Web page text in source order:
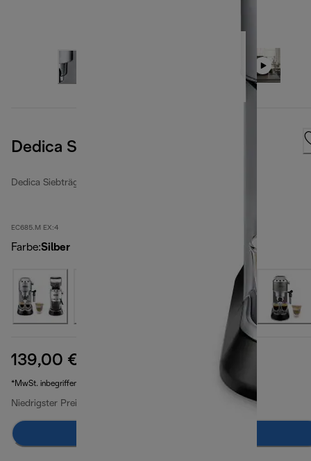
Dedica Style Metal
Dedica Siebträgermaschinen
EC685.M EX:4
Farbe:Silber
139,00 € Originalpreis 244,90 €
*MwSt. inbegriffen
Niedrigster Preis seit 30 Tagen